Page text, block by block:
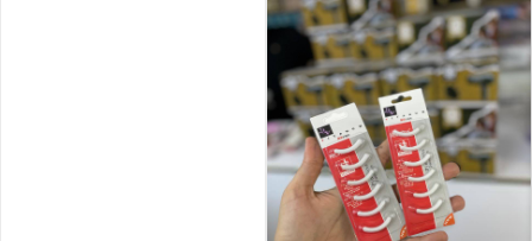
فیلتر براساس قیمت :
قیمت:
فیلتر